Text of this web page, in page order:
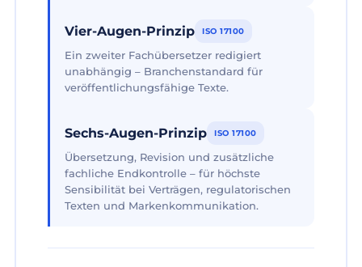
Vier-Augen-Prinzip ISO 17100
Ein zweiter Fachübersetzer redigiert
unabhängig – Branchenstandard für
veröffentlichungsfähige Texte.
Sechs-Augen-Prinzip ISO 17100
Übersetzung, Revision und zusätzliche
fachliche Endkontrolle – für höchste
Sensibilität bei Verträgen, regulatorischen
Texten und Markenkommunikation.